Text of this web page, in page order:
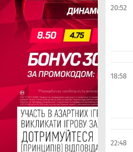
20:52
18:58
22:48